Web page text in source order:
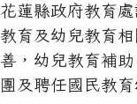
花蓮縣政府教育
教育及幼兒教育
善，幼兒教育補
團及聘任國民教